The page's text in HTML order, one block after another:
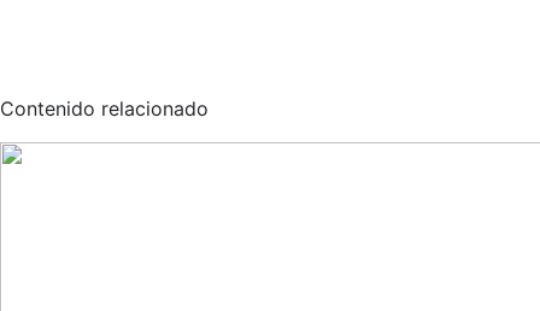
Contenido relacionado